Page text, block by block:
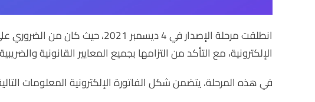
انطلقت مرحلة الإصدار في 4 ديسمبر
الإلكترونية، مع التأكد من التزامها بجميع المعايير القانونية
في هذه المرحلة، يتضمن شكل الفاتورة الإلكترونية المعلومات